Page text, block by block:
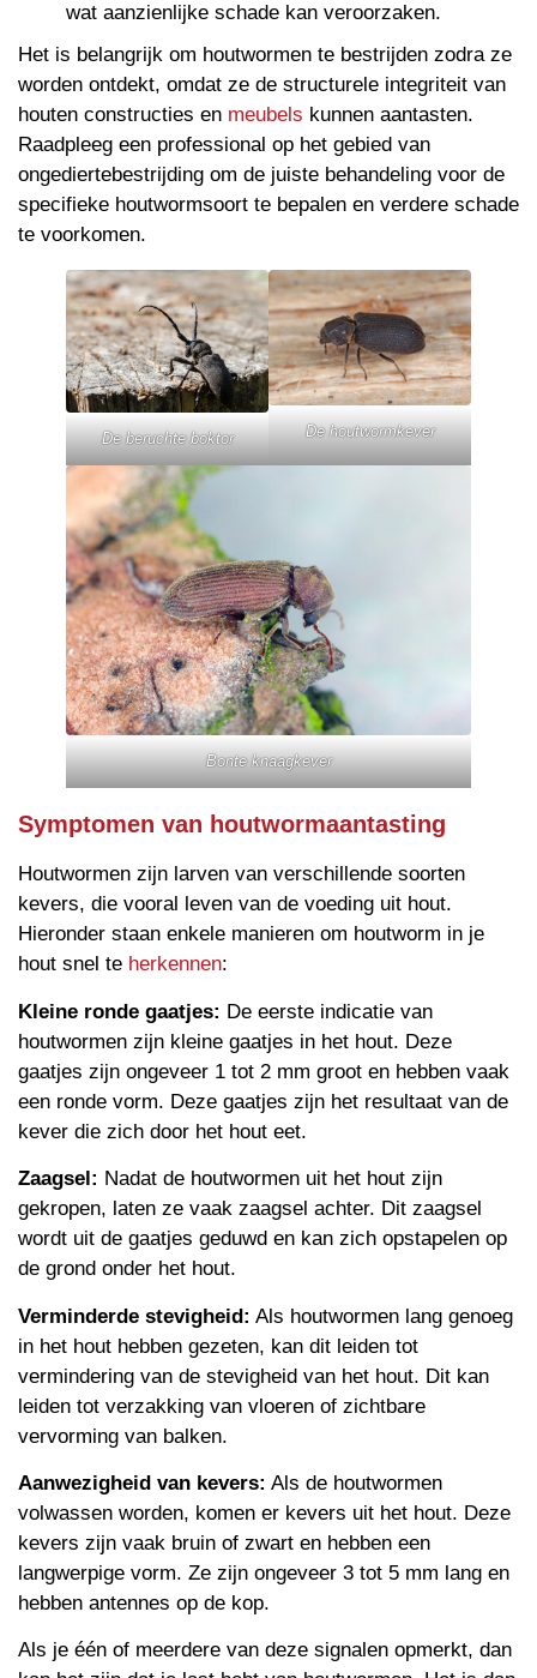
wat aanzienlijke schade kan veroorzaken.
Het is belangrijk om houtwormen te bestrijden zodra ze
worden ontdekt, omdat ze de structurele integriteit van
houten constructies en meubels kunnen aantasten.
Raadpleeg een professional op het gebied van
ongediertebestrijding om de juiste behandeling voor de
specifieke houtwormsoort te bepalen en verdere schade
te voorkomen.
De beruchte boktor De houtwormkever
Bonte knaagkever
Symptomen van houtwormaantasting
Houtwormen zijn larven van verschillende soorten
kevers, die vooral leven van de voeding uit hout.
Hieronder staan enkele manieren om houtworm in je
hout snel te herkennen:
Kleine ronde gaatjes: De eerste indicatie van
houtwormen zijn kleine gaatjes in het hout. Deze
gaatjes zijn ongeveer 1 tot 2 mm groot en hebben vaak
een ronde vorm. Deze gaatjes zijn het resultaat van de
kever die zich door het hout eet.
Zaagsel: Nadat de houtwormen uit het hout zijn
gekropen, laten ze vaak zaagsel achter. Dit zaagsel
wordt uit de gaatjes geduwd en kan zich opstapelen op
de grond onder het hout.
Verminderde stevigheid: Als houtwormen lang genoeg
in het hout hebben gezeten, kan dit leiden tot
vermindering van de stevigheid van het hout. Dit kan
leiden tot verzakking van vloeren of zichtbare
vervorming van balken.
Aanwezigheid van kevers: Als de houtwormen
volwassen worden, komen er kevers uit het hout. Deze
kevers zijn vaak bruin of zwart en hebben een
langwerpige vorm. Ze zijn ongeveer 3 tot 5 mm lang en
hebben antennes op de kop.
Als je één of meerdere van deze signalen opmerkt, dan